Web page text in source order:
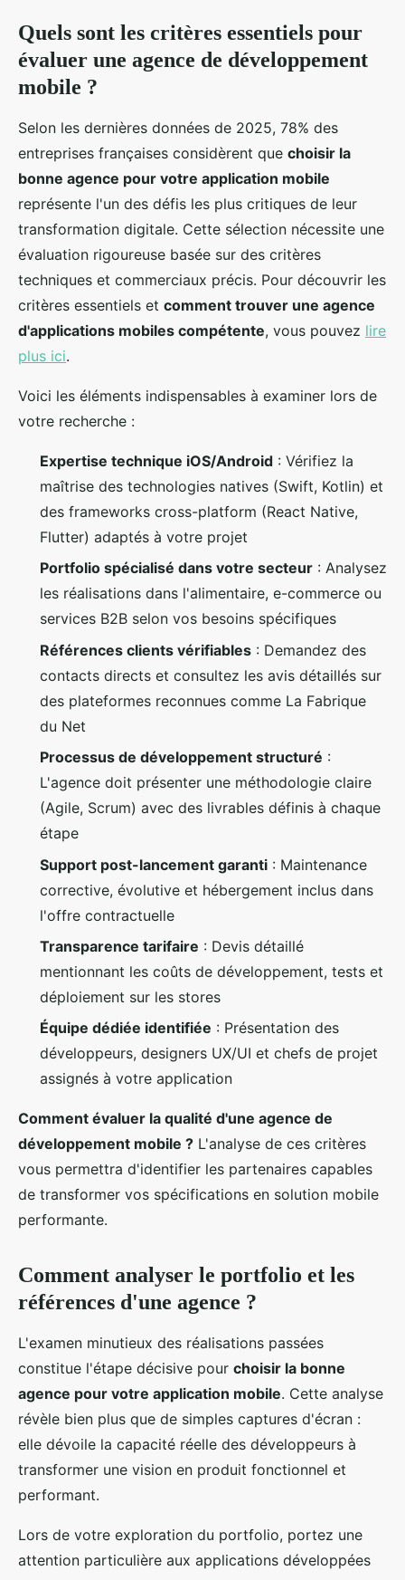
Quels sont les critères essentiels pour
évaluer une agence de développement
mobile ?
Selon les dernières données de 2025, 78% des
entreprises françaises considèrent que choisir la
bonne agence pour votre application mobile
représente l'un des défis les plus critiques de leur
transformation digitale. Cette sélection nécessite une
évaluation rigoureuse basée sur des critères
techniques et commerciaux précis. Pour découvrir les
critères essentiels et comment trouver une agence
d'applications mobiles compétente, vous pouvez lire
plus ici.
Voici les éléments indispensables à examiner lors de
votre recherche :
Expertise technique iOS/Android : Vérifiez la
maîtrise des technologies natives (Swift, Kotlin) et
des frameworks cross-platform (React Native,
Flutter) adaptés à votre projet
Portfolio spécialisé dans votre secteur : Analysez
les réalisations dans l'alimentaire, e-commerce ou
services B2B selon vos besoins spécifiques
Références clients vérifiables : Demandez des
contacts directs et consultez les avis détaillés sur
des plateformes reconnues comme La Fabrique
du Net
Processus de développement structuré :
L'agence doit présenter une méthodologie claire
(Agile, Scrum) avec des livrables définis à chaque
étape
Support post-lancement garanti : Maintenance
corrective, évolutive et hébergement inclus dans
l'offre contractuelle
Transparence tarifaire : Devis détaillé
mentionnant les coûts de développement, tests et
déploiement sur les stores
Équipe dédiée identifiée : Présentation des
développeurs, designers UX/UI et chefs de projet
assignés à votre application
Comment évaluer la qualité d'une agence de
développement mobile ? L'analyse de ces critères
vous permettra d'identifier les partenaires capables
de transformer vos spécifications en solution mobile
performante.
Comment analyser le portfolio et les
références d'une agence ?
L'examen minutieux des réalisations passées
constitue l'étape décisive pour choisir la bonne
agence pour votre application mobile. Cette analyse
révèle bien plus que de simples captures d'écran :
elle dévoile la capacité réelle des développeurs à
transformer une vision en produit fonctionnel et
performant.
Lors de votre exploration du portfolio, portez une
attention particulière aux applications développées